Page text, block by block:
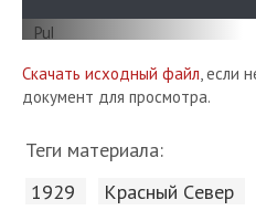
Скачать исходный файл, если
документ для просмотра.
Теги материала:
1929 Красный Cевер